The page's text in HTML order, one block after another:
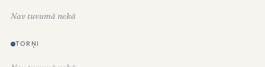
Nav tuvumā nekā
TORŅI